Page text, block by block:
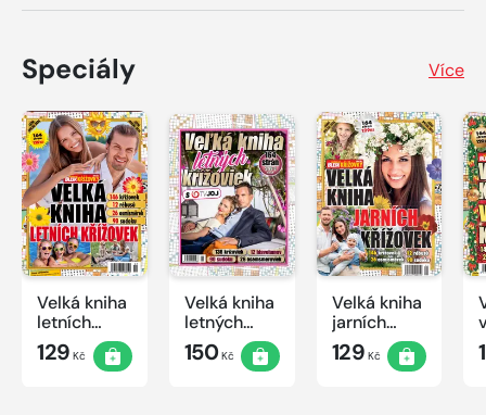
Speciály Více
Velká kniha
letních
křížovek
2026
129 Kč
Velká kniha
letných
krížoviek s
TV JOJ
150Kč
Velká kniha
jarních
křížovek
2026
129 Kč